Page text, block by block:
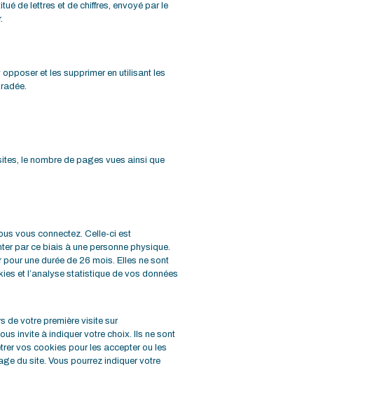
de lettres et de chiffres, envoyé par le
et les supprimer en utilisant les
le nombre de pages vues ainsi que
vous connectez. Celle-ci est
par ce biais à une personne physique.
une durée de 26 mois. Elles ne sont
et l’analyse statistique de vos données
de votre première visite sur
invite à indiquer votre choix. Ils ne sont
vos cookies pour les accepter ou les
du site. Vous pourrez indiquer votre